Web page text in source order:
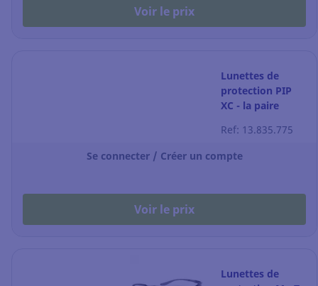
Voir le prix
Lunettes de
protection PIP
XC - la paire
Ref: 13.835.775
Se connecter / Créer un compte
Voir le prix
Lunettes de